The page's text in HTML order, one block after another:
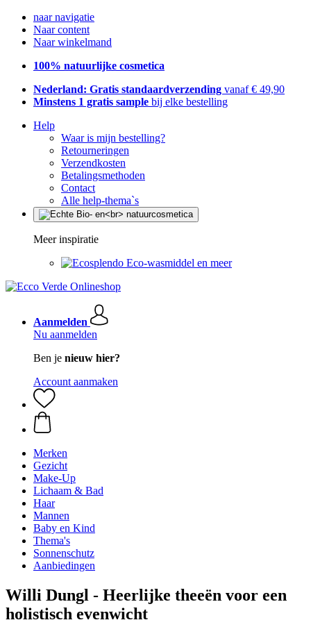
naar navigatie
Naar content
Naar winkelmand
100% natuurlijke cosmetica
Nederland: Gratis standaardverzending vanaf € 49,90
Minstens 1 gratis sample bij elke bestelling
Help
Waar is mijn bestelling?
Retourneringen
Verzendkosten
Betalingsmethoden
Contact
Alle help-thema`s
Meer inspiratie
Eco-wasmiddel en meer
Aanmelden
Nu aanmelden
Ben je nieuw hier?
Account aanmaken
Merken
Gezicht
Make-Up
Lichaam & Bad
Haar
Mannen
Baby en Kind
Thema's
Sonnenschutz
Aanbiedingen
Willi Dungl - Heerlijke theeën voor een
holistisch evenwicht